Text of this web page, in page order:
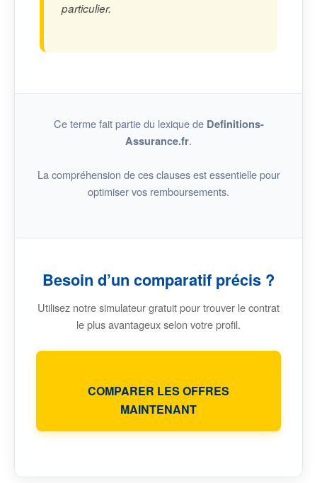
particulier.
Ce terme fait partie du lexique de Definitions-
Assurance.fr.
La compréhension de ces clauses est essentielle pour
optimiser vos remboursements.
Besoin d’un comparatif précis ?
Utilisez notre simulateur gratuit pour trouver le contrat
le plus avantageux selon votre profil.
COMPARER LES OFFRES
MAINTENANT